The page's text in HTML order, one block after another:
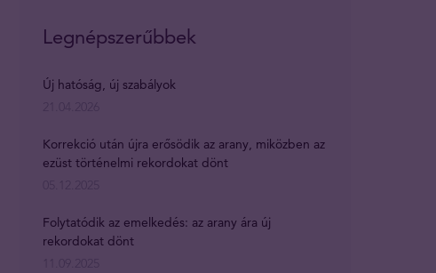
Legnépszerűbbek
Új hatóság, új szabályok
Korrekció után újra erősödik az arany, miközben az
ezüst történelmi rekordokat dönt
Folytatódik az emelkedés: az arany ára új
rekordokat dönt